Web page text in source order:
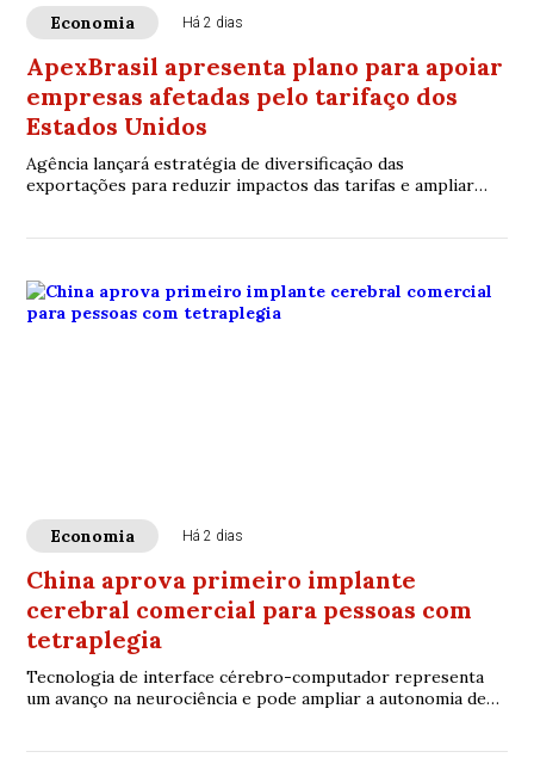
Economia Há 2 dias
ApexBrasil apresenta plano para apoiar
empresas afetadas pelo tarifaço dos
Estados Unidos
Agência lançará estratégia de diversificação das
exportações para reduzir impactos das tarifas e ampliar
Economia Há 2 dias
China aprova primeiro implante
cerebral comercial para pessoas com
tetraplegia
Tecnologia de interface cérebro-computador representa
um avanço na neurociência e pode ampliar a autonomia de